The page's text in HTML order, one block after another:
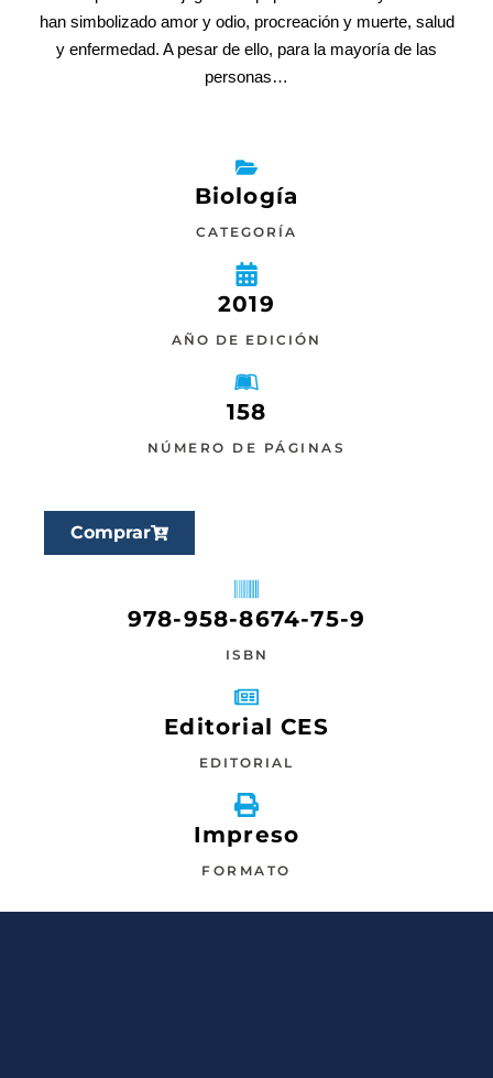
han simbolizado amor y odio, procreación y muerte, salud
y enfermedad. A pesar de ello, para la mayoría de las
personas…
Biología
CATEGORÍA
2019
AÑO DE EDICIÓN
158
NÚMERO DE PÁGINAS
Comprar
978-958-8674-75-9
ISBN
Editorial CES
EDITORIAL
Impreso
FORMATO